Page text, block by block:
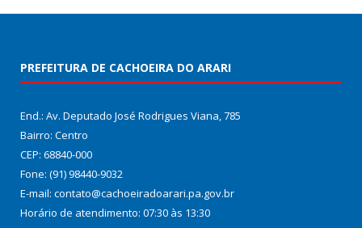
PREFEITURA DE CACHOEIRA DO ARARI
End.: Av. Deputado José Rodrigues Viana, 785
Bairro: Centro
CEP: 68840-000
Fone: (91) 98440-9032
E-mail: contato@cachoeiradoarari.pa.gov.br
Horário de atendimento: 07:30 às 13:30